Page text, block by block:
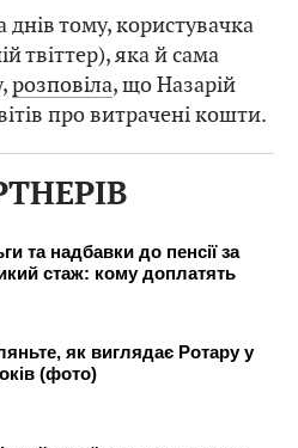
тому, користувачка
твіттер), яка й сама
розповіла, що Назарій
про витрачені кошти.